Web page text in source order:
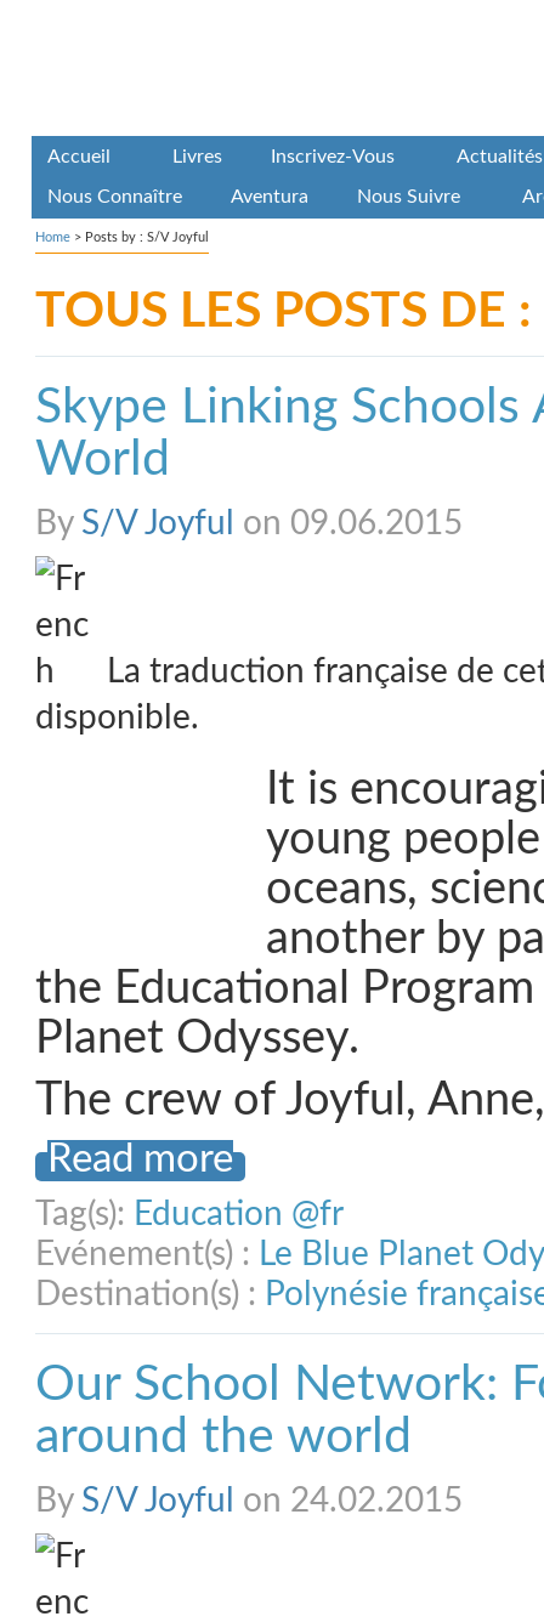
Accueil Livres Inscrivez-Vous Actualités
Nous Connaître Aventura Nous Suivre
Home > Posts by : S/V Joyful
TOUS LES POSTS DE
Skype Linking Schools
World
By S/V Joyful on 09.06.2015
La traduction française de
disponible.
It is
young
oceans,
another by
the Educational
Planet Odyssey.
The crew of Joyful,
Read more
Tag(s): Education @fr
Evénement(s) : Le Blue Planet
Destination(s) : Polynésie
Our School Network:
around the world
By S/V Joyful on 24.02.2015